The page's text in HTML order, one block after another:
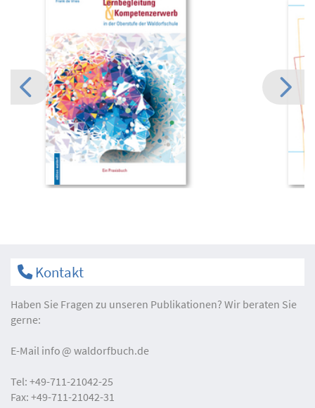
Kontakt
Haben Sie Fragen zu unseren Publikationen? Wir beraten Sie
gerne:
E-Mail info waldorfbuch.de
Tel: +49-711-21042-25
Fax: +49-711-21042-31